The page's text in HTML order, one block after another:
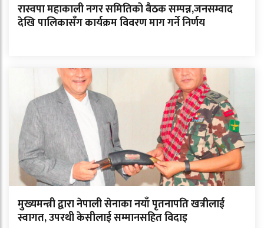
रास्वपा महाकाली नगर समितिको बैठक सम्पन्न,जनसम्वाद
देखि पालिकासँग कार्यक्रम विवरण माग गर्ने निर्णय
मुख्यमन्त्री द्वारा नेपाली सेनाका नयाँ पृतनापति खत्रीलाई
स्वागत, उपरथी केसीलाई सम्मानसहित विदाइ